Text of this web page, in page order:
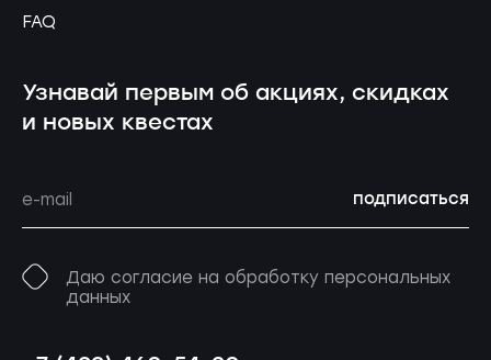
FAQ
Узнавай первым об акциях, скидках
и новых квестах
подписаться
Даю согласие на обработку персональных
данных